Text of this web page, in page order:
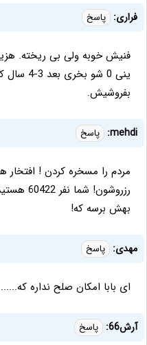
فراری: پاسخ
فنیش خوبه ولی بی ریخته.
ینی 0
بفروشیش.
mehdi: پاسخ
مردم را مسخره کردن !
بهش برسه که!
مهدی: پاسخ
ای بابا امکان صلح نداره که......
آرش66: پاسخ